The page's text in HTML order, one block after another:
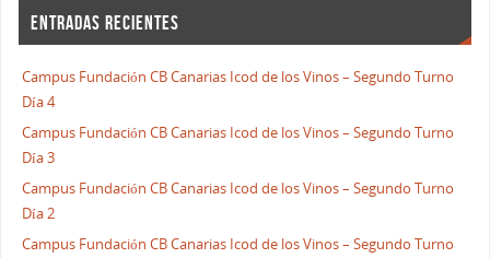
ENTRADAS RECIENTES
Campus Fundación CB Canarias Icod de los Vinos – Segundo Turno
Día 4
Campus Fundación CB Canarias Icod de los Vinos – Segundo Turno
Día 3
Campus Fundación CB Canarias Icod de los Vinos – Segundo Turno
Día 2
Campus Fundación CB Canarias Icod de los Vinos – Segundo Turno